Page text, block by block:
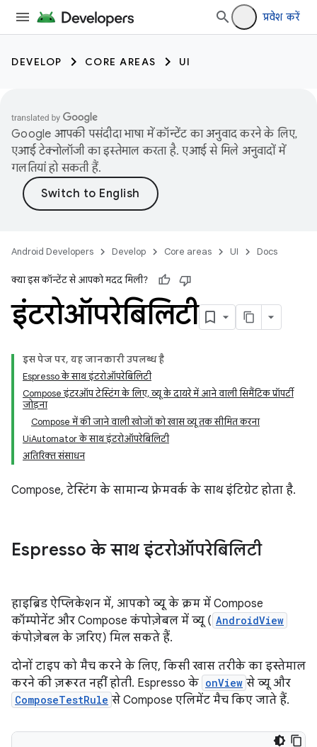
प्रवेश करें
DEVELOP CORE AREAS UI
Google आपकी पसंदीदा भाषा में कॉन्टेंट का अनुवाद करने के लिए,
एआई टेक्नोलॉजी का इस्तेमाल करता है. एआई से मिले अनुवादों में
गलतियां हो सकती हैं.
Android Developers Develop Core areas UI Docs
क्या इस कॉन्टेंट से आपको मदद मिली?
इंटरोऑपरेबिलिटी
इस पेज पर, यह जानकारी उपलब्ध है
Espresso के साथ इंटरोऑपरेबिलिटी
Compose इंटरऑप टेस्टिंग के लिए, व्यू के दायरे में आने वाली सिमैंटिक प्रॉपर्टी
जोड़ना
Compose में की जाने वाली खोजों को खास व्यू तक सीमित करना
UiAutomator के साथ इंटरोऑपरेबिलिटी
अतिरिक्त संसाधन
Compose, टेस्टिंग के सामान्य फ़्रेमवर्क के साथ इंटिग्रेट होता है.
Espresso के साथ इंटरोऑपरेबिलिटी
हाइब्रिड ऐप्लिकेशन में, आपको व्यू के क्रम में Compose
कॉम्पोनेंट और Compose कंपोज़ेबल में व्यू ( AndroidView
कंपोज़ेबल के ज़रिए) मिल सकते हैं.
दोनों टाइप को मैच करने के लिए, किसी खास तरीके का इस्तेमाल
करने की ज़रूरत नहीं होती. Espresso के onView से व्यू और
ComposeTestRule से Compose एलिमेंट मैच किए जाते हैं.